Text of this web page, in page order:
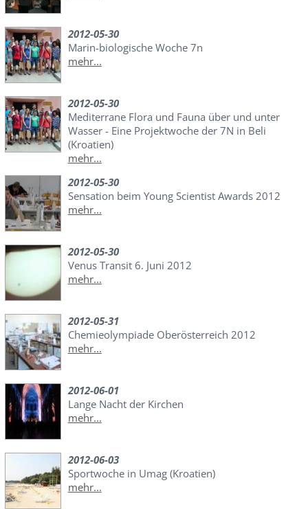
2012-05-30
Marin-biologische Woche 7n
mehr...
2012-05-30
Mediterrane Flora und Fauna über und unter
Wasser - Eine Projektwoche der 7N in Beli
(Kroatien)
mehr...
2012-05-30
Sensation beim Young Scientist Awards 2012
mehr...
2012-05-30
Venus Transit 6. Juni 2012
mehr...
2012-05-31
Chemieolympiade Oberösterreich 2012
mehr...
2012-06-01
Lange Nacht der Kirchen
mehr...
2012-06-03
Sportwoche in Umag (Kroatien)
mehr...